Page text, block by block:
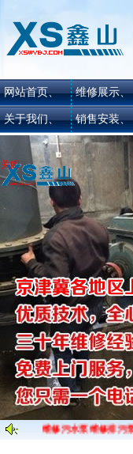
网站首页、
关于我们、
维修展示、
销售安装、
维修污水泵维修排污泵:
关闭